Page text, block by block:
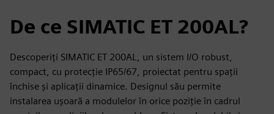
De ce SIMATIC ET 200AL?
Descoperiți SIMATIC ET 200AL, un sistem I/O robust,
compact, cu protecție IP65/67, proiectat pentru spații
închise și aplicații dinamice. Designul său permite
instalarea ușoară a modulelor în orice poziție în cadrul